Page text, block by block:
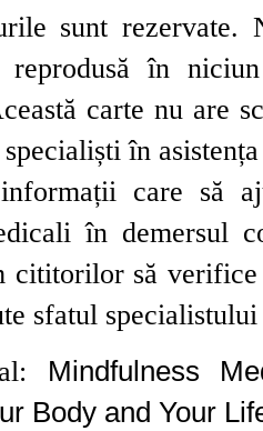
sunt
reprodusă în
carte nu are
în
care să
în demersul
cititorilor să
sfatul
Mindfulness
Body and Your